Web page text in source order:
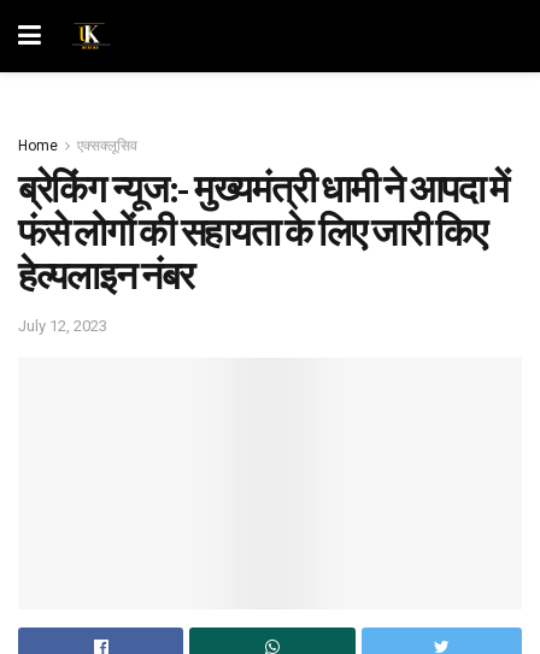
Home एक्सक्लूसिव
ब्रेकिंग न्यूज:- मुख्यमंत्री धामी ने आपदा में
फंसे लोगों की सहायता के लिए जारी किए
हेल्पलाइन नंबर
July 12, 2023